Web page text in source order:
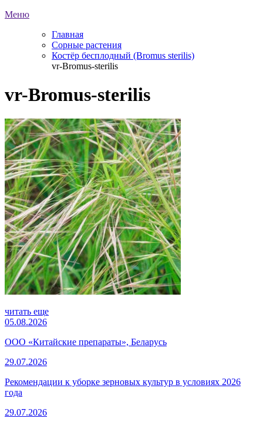
Меню
Главная
Сорные растения
Костёр бесплодный (Bromus sterilis)
vr-Bromus-sterilis
vr-Bromus-sterilis
читать еще
05.08.2026
ООО «Китайские препараты», Беларусь
29.07.2026
Рекомендации к уборке зерновых культур в условиях 2026
года
29.07.2026